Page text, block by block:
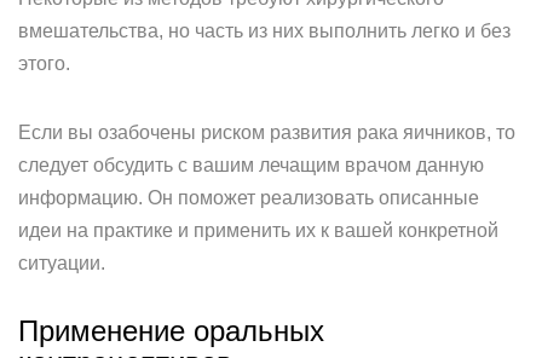
вмешательства, но часть из них выполнить легко и без
этого.
Если вы озабочены риском развития рака яичников, то
следует обсудить с вашим лечащим врачом данную
информацию. Он поможет реализовать описанные
идеи на практике и применить их к вашей конкретной
ситуации.
Применение оральных